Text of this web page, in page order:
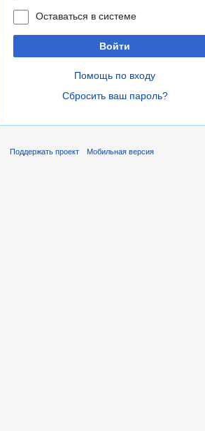
Оставаться в системе
Войти
Помощь по входу
Сбросить ваш пароль?
Поддержать проект Мобильная версия